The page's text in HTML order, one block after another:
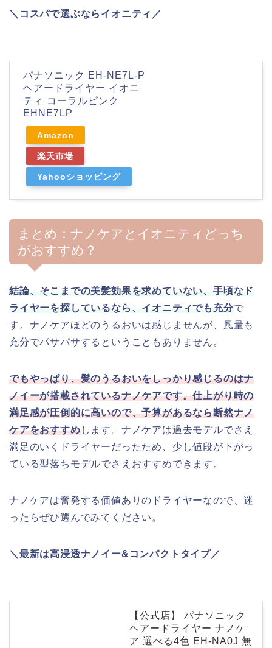
＼コスパで選ぶならイオニティ／
パナソニック EH-NE7L-P
ヘアードライヤー イオニ
ティ コーラルピンク
EHNE7LP
Amazon
楽天市場
Yahooショッピング
まとめ：ナノケアとイオニティどっち
がおすすめ？
結論、そこまでの美髪効果を求めていない、手頃なド
ライヤーを探しているなら、イオニティでも充分で
す。ナノケアほどのうるおいは感じませんが、風量も
充分でパサパサするということもありません。
でもやっぱり、髪のうるおいをしっかり感じるのはナ
ノイーが搭載されているナノケアです。仕上がり時の
満足感が圧倒的に高いので、予算があるなら断然ナノ
ケアをおすすめします。ナノケアは過去モデルでさえ
満足のいくドライヤーだったため、少し値段が下がっ
ている型落ちモデルでさえおすすめできます。
ナノケアは奮発する価値ありのドライヤーなので、迷
ったらぜひ選んでみてください。
＼最新は高浸透ナノイー&コンパクトタイプ／
【公式店】 パナソニック
ヘアードライヤー ナノケ
ア 選べる4色 EH-NA0J 無